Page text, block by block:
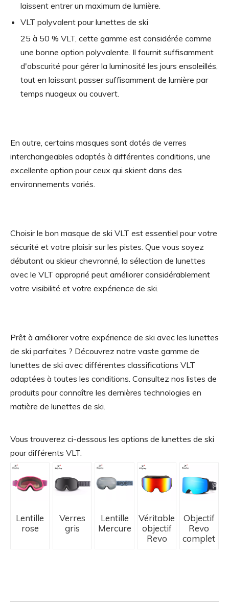
laissent entrer un maximum de lumière.
VLT polyvalent pour lunettes de ski
25 à 50 % VLT, cette gamme est considérée comme
une bonne option polyvalente. Il fournit suffisamment
d'obscurité pour gérer la luminosité les jours ensoleillés,
tout en laissant passer suffisamment de lumière par
temps nuageux ou couvert.
En outre, certains masques sont dotés de verres
interchangeables adaptés à différentes conditions, une
excellente option pour ceux qui skient dans des
environnements variés.
Choisir le bon masque de ski VLT est essentiel pour votre
sécurité et votre plaisir sur les pistes. Que vous soyez
débutant ou skieur chevronné, la sélection de lunettes
avec le VLT approprié peut améliorer considérablement
votre visibilité et votre expérience de ski.
Prêt à améliorer votre expérience de ski avec les lunettes
de ski parfaites ? Découvrez notre vaste gamme de
lunettes de ski avec différentes classifications VLT
adaptées à toutes les conditions. Consultez nos listes de
produits pour connaître les dernières technologies en
matière de lunettes de ski.
Vous trouverez ci-dessous les options de lunettes de ski
pour différents VLT.
Lentille
rose
Verres
gris
Lentille
Mercure
Véritable
objectif
Revo
Objectif
Revo
complet